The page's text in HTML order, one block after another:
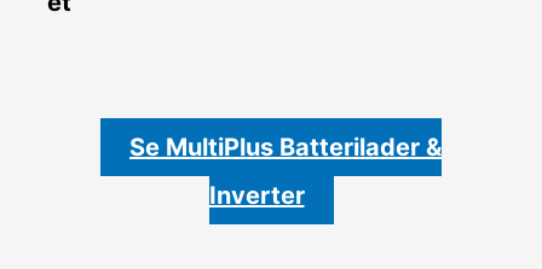
Se MultiPlus Batterilader &
Inverter